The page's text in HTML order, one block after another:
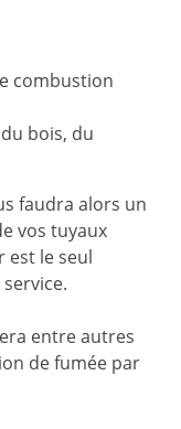
combustion
bois, du
faudra alors un
vos tuyaux
est le seul
entre autres
de fumée par